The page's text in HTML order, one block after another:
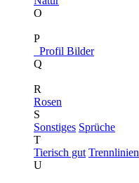
O
P
Profil Bilder
Q
R
Rosen
S
Sonstiges Sprüche
T
Tierisch gut Trennlinien
U